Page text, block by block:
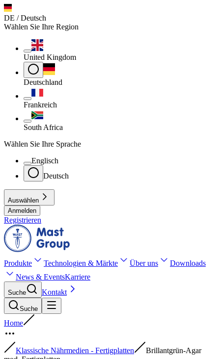
DE / Deutsch
Wählen Sie Ihre Region
United Kingdom
Deutschland
Frankreich
South Africa
Wählen Sie Ihre Sprache
Englisch
Deutsch
Auswählen
Anmelden
Registrieren
Produkte Technologien & Märkte Über uns
Downloads
News & EventsKarriere
Suche Kontakt
Suche
Home
Klassische Nährmedien - Fertigplatten
Brillantgrün-Agar